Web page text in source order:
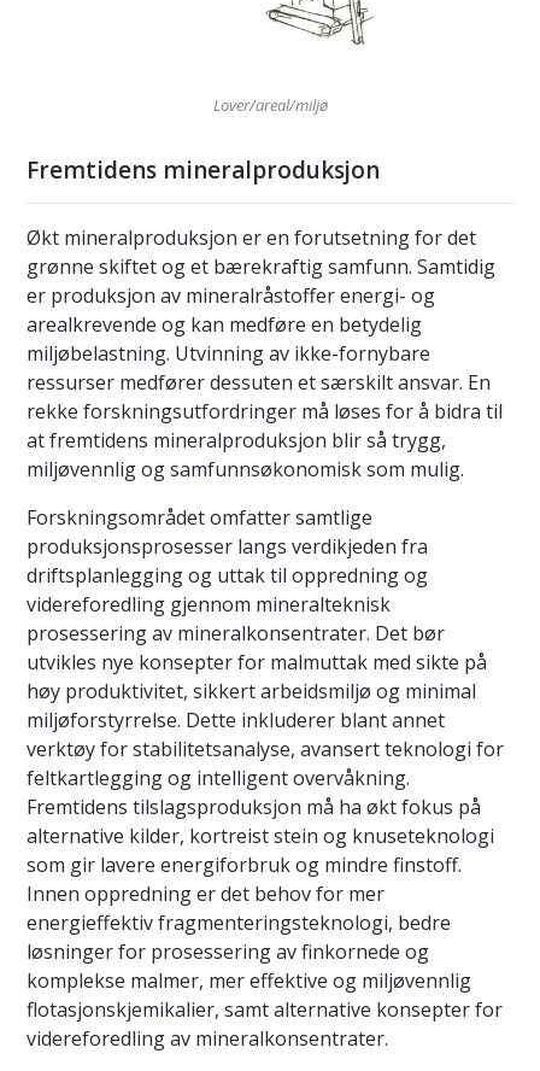
Lover/areal/miljø
Fremtidens mineralproduksjon
Økt mineralproduksjon er en forutsetning for det
grønne skiftet og et bærekraftig samfunn. Samtidig
er produksjon av mineralråstoffer energi- og
arealkrevende og kan medføre en betydelig
miljøbelastning. Utvinning av ikke-fornybare
ressurser medfører dessuten et særskilt ansvar. En
rekke forskningsutfordringer må løses for å bidra til
at fremtidens mineralproduksjon blir så trygg,
miljøvennlig og samfunnsøkonomisk som mulig.
Forskningsområdet omfatter samtlige
produksjonsprosesser langs verdikjeden fra
driftsplanlegging og uttak til oppredning og
videreforedling gjennom mineralteknisk
prosessering av mineralkonsentrater. Det bør
utvikles nye konsepter for malmuttak med sikte på
høy produktivitet, sikkert arbeidsmiljø og minimal
miljøforstyrrelse. Dette inkluderer blant annet
verktøy for stabilitetsanalyse, avansert teknologi for
feltkartlegging og intelligent overvåkning.
Fremtidens tilslagsproduksjon må ha økt fokus på
alternative kilder, kortreist stein og knuseteknologi
som gir lavere energiforbruk og mindre finstoff.
Innen oppredning er det behov for mer
energieffektiv fragmenteringsteknologi, bedre
løsninger for prosessering av finkornede og
komplekse malmer, mer effektive og miljøvennlig
flotasjonskjemikalier, samt alternative konsepter for
videreforedling av mineralkonsentrater.